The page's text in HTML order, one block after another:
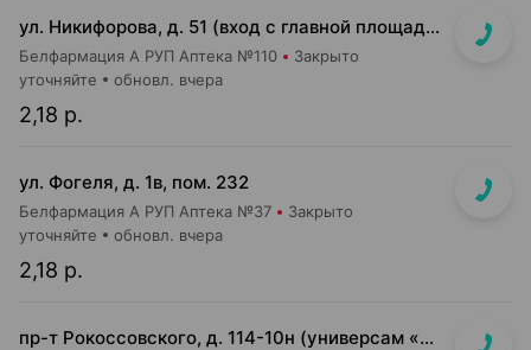
ул. Никифорова, д. 51 (вход с главной площади т/ц со стороны ул. Никифорова)
Белфармация А РУП Аптека №110 Закрыто
2,18 р.
уточняйте обновл. вчера
ул. Фогеля, д. 1в, пом. 232
Белфармация А РУП Аптека №37 Закрыто
2,18 р.
уточняйте обновл. вчера
пр-т Рокоссовского, д. 114-10н (универсам «Санта»)